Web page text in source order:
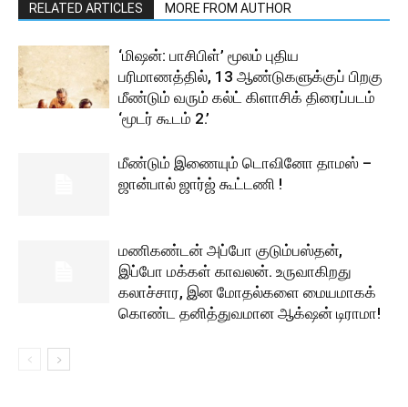
RELATED ARTICLES MORE FROM AUTHOR
‘மிஷன்: பாசிபிள்’ மூலம் புதிய
பரிமாணத்தில், 13 ஆண்டுகளுக்குப் பிறகு
மீண்டும் வரும் கல்ட் கிளாசிக் திரைப்படம்
‘மூடர் கூடம் 2.’
மீண்டும் இணையும் டொவினோ தாமஸ் –
ஜான்பால் ஜார்ஜ் கூட்டணி !
மணிகண்டன் அப்போ குடும்பஸ்தன்,
இப்போ மக்கள் காவலன். உருவாகிறது
கலாச்சார, இன மோதல்களை மையமாகக்
கொண்ட தனித்துவமான ஆக்‌ஷன் டிராமா!